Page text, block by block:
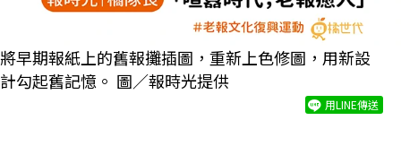
將早期報紙上的舊報攤插圖，重新上色修圖，用新設
計勾起舊記憶。 圖／報時光提供
用LINE傳送